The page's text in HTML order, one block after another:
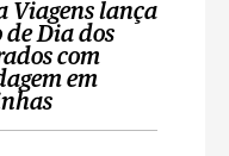
Viagens lança
de Dia dos
com
em